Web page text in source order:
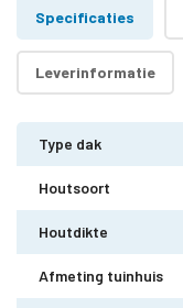
Specificaties
Leverinformatie
Type dak
Houtsoort
Houtdikte
Afmeting tuinhuis